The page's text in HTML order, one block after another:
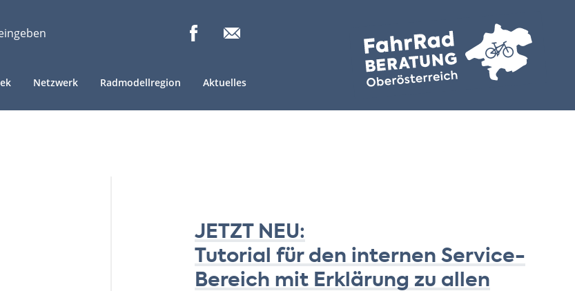
Netzwerk Radmodellregion Aktuelles
JETZT NEU:
Tutorial für den internen Service-
Bereich mit Erklärung zu allen